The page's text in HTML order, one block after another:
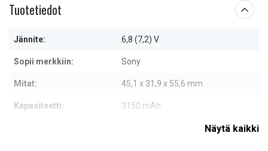
Tuotetiedot
Jännite: 6,8 (7,2) V
Sopii merkkiin: Sony
Mitat: 45,1 x 31,9 x 55,6 mm
Kapasiteetti: 3150 mAh
Näytä kaikki